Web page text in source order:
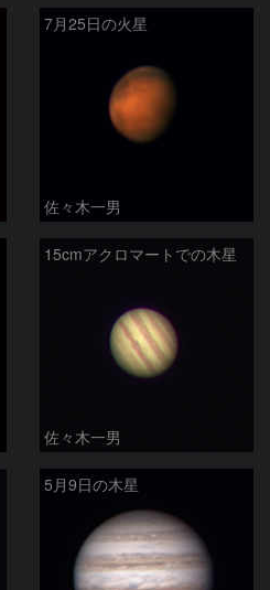
7月25日の火星
佐々木一男
15cmアクロマートでの木星
佐々木一男
5月9日の木星